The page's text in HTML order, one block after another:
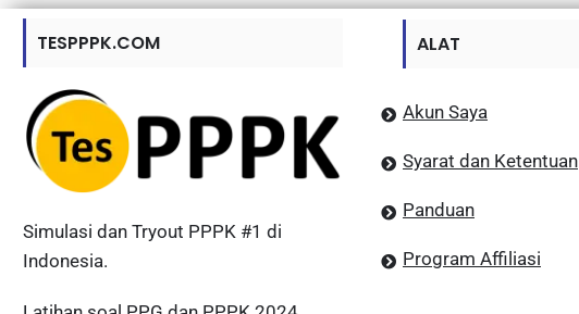
TESPPPK.COM
Simulasi dan Tryout PPPK #1 di
Indonesia.
ALAT
Akun Saya
Syarat dan Ketentuan
Panduan
Program Affiliasi